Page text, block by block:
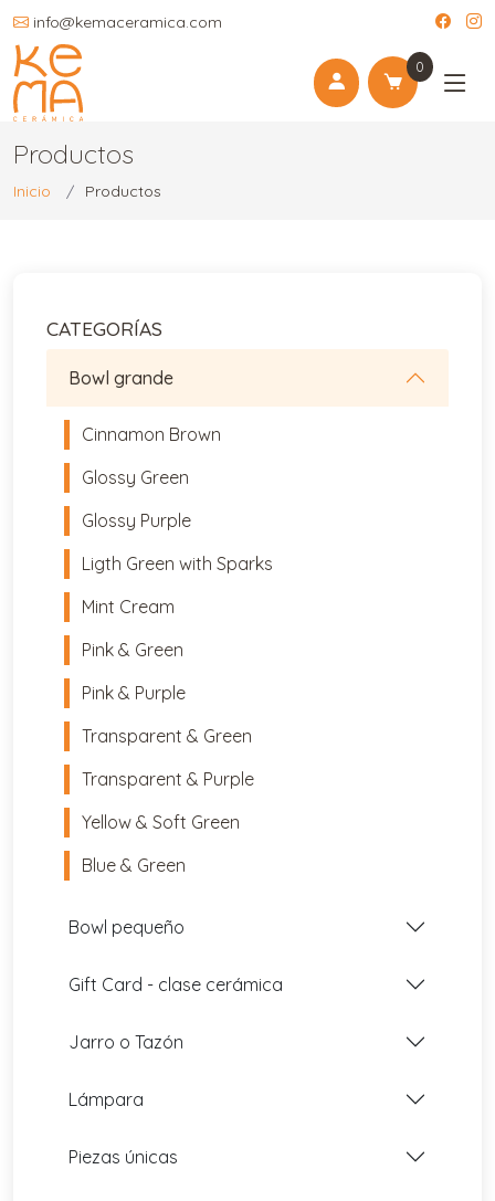
info@kemaceramica.com
0
Productos
Inicio Productos
CATEGORÍAS
Bowl grande
Cinnamon Brown
Glossy Green
Glossy Purple
Ligth Green with Sparks
Mint Cream
Pink & Green
Pink & Purple
Transparent & Green
Transparent & Purple
Yellow & Soft Green
Blue & Green
Bowl pequeño
Gift Card - clase cerámica
Jarro o Tazón
Lámpara
Piezas únicas